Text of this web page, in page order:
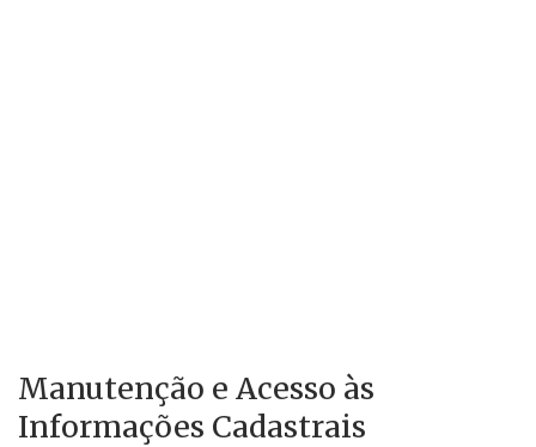
Manutenção e Acesso às
Informações Cadastrais